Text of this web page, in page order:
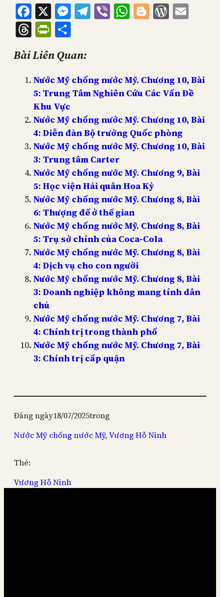
Facebook
X Messenger
Telegram
ViberWhatsApp
Blogger
ThreadsPrintFriendly
Bài Liên Quan:
Nước Mỹ chống nước Mỹ. Chương 10, Bài
5: Trung Tâm Nghiên Cứu Các Vấn Đề
Khu Vực
Nước Mỹ chống nước Mỹ. Chương 10, Bài
4: Diễn đàn Bộ trưởng Quốc phòng
Nước Mỹ chống nước Mỹ. Chương 10, Bài
3: Trung tâm Carter
Nước Mỹ chống nước Mỹ. Chương 9, Bài
5: Học viện Hải quân Hoa Kỳ
Nước Mỹ chống nước Mỹ. Chương 8, Bài
6: Thượng đế ở thế gian
Nước Mỹ chống nước Mỹ. Chương 8, Bài
5: Trụ sở chính của Coca-Cola
Nước Mỹ chống nước Mỹ. Chương 8, Bài
4: Dịch vụ cho con người
Nước Mỹ chống nước Mỹ. Chương 8, Bài
3: Doanh nghiệp không mang tính dân
chủ
Nước Mỹ chống nước Mỹ. Chương 7, Bài
4: Chính trị trong thành phố
Nước Mỹ chống nước Mỹ. Chương 7, Bài
3: Chính trị cấp quận
Đăng ngày18/07/2025trong
Nước Mỹ chống nước Mỹ, Vương Hỗ Ninh
Thẻ:
Vương Hỗ Ninh